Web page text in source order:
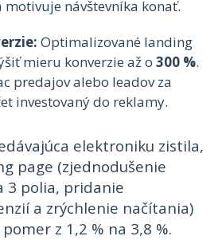
motivuje návštevníka konať.
Optimalizované landing
mieru konverzie až o 300 %.
predajov alebo leadov za
investovaný do reklamy.
elektroniku zistila,
page (zjednodušenie
3 polia, pridanie
a zrýchlenie načítania)
z 1,2 % na 3,8 %.